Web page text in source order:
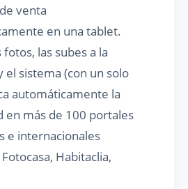
venta
en una tablet.
fotos, las subes a la
el sistema (con un solo
automáticamente la
en más de 100 portales
e internacionales
Habitaclia,